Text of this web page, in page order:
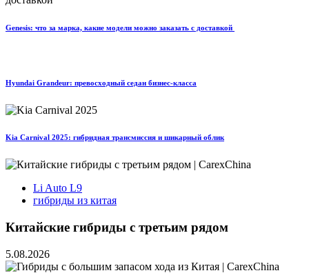
Genesis: что за марка, какие модели можно заказать с доставкой
Hyundai Grandeur: превосходный седан бизнес-класса
Kia Carnival 2025: гибридная трансмиссия и шикарный облик
Li Auto L9
гибриды из китая
Китайские гибриды с третьим рядом
5.08.2026